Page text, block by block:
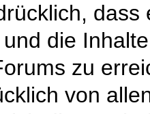
die
zu
von